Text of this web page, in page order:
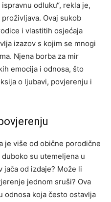
odluku“, rekla je,
Ovaj sukob
i vlastitih osjećaja
izazov s kojim se mnogi
Njena borba za mir
emocija i odnosa, što
o ljubavi, povjerenju i
je više od obične porodične
su utemeljena u
od izdaje? Može li
jednom sruši? Ova
odnosa koja često ostavlja